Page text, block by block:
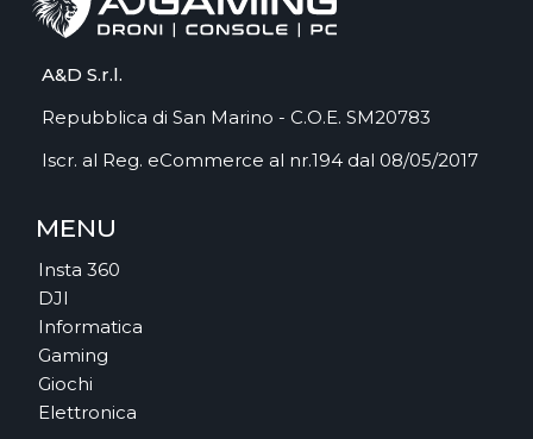
A&D S.r.l.
Repubblica di San Marino - C.O.E. SM20783
Iscr. al Reg. eCommerce al nr.194 dal 08/05/2017
MENU
Insta 360
DJI
Informatica
Gaming
Giochi
Elettronica